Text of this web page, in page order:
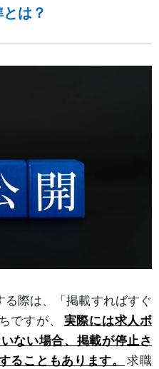
は？
際は、「掲載すればすぐ
ですが、
実際には求人ボ
ない場合、掲載が停止さ
ることもあります。
求職